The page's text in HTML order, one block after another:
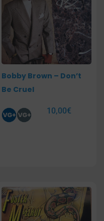
Bobby Brown – Don’t
Be Cruel
10,00€